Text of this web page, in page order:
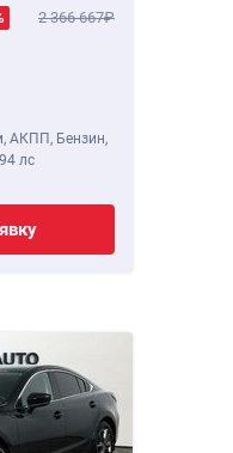
2 366 667
, АКПП, Бензин,
лс